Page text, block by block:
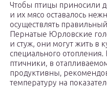
Чтобы птицы приносили
и их мясо оставалось
осуществлять
Пернатые Юрловские
и стуж, они могут жить в
специального
птичники, в
продуктивны,
температуру на